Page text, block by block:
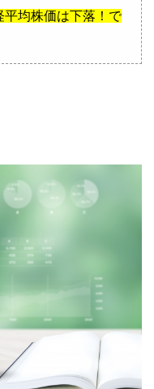
平均株価は下落！で